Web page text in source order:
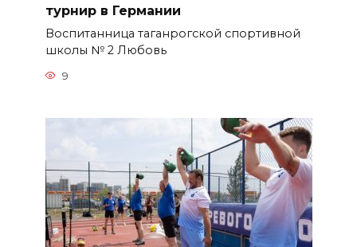
турнир в Германии
Воспитанница таганрогской спортивной
школы № 2 Любовь
9